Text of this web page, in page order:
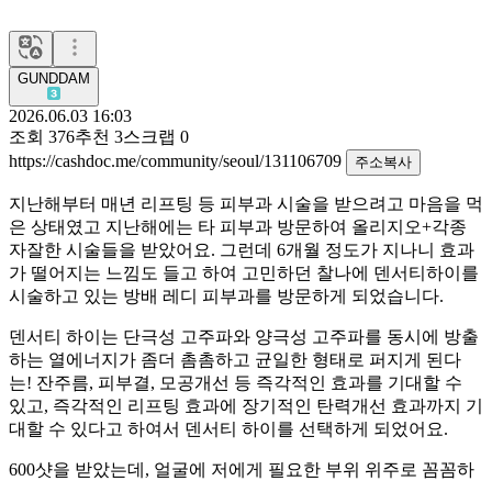
GUNDDAM
2026.06.03 16:03
조회 376추천 3스크랩 0
https://cashdoc.me/community/seoul/131106709
주소복사
지난해부터 매년 리프팅 등 피부과 시술을 받으려고 마음을 먹
은 상태였고 지난해에는 타 피부과 방문하여 올리지오+각종
자잘한 시술들을 받았어요. 그런데 6개월 정도가 지나니 효과
가 떨어지는 느낌도 들고 하여 고민하던 찰나에 덴서티하이를
시술하고 있는 방배 레디 피부과를 방문하게 되었습니다.
덴서티 하이는 단극성 고주파와 양극성 고주파를 동시에 방출
하는 열에너지가 좀더 촘촘하고 균일한 형태로 퍼지게 된다
는! 잔주름, 피부결, 모공개선 등 즉각적인 효과를 기대할 수
있고, 즉각적인 리프팅 효과에 장기적인 탄력개선 효과까지 기
대할 수 있다고 하여서 덴서티 하이를 선택하게 되었어요.
600샷을 받았는데, 얼굴에 저에게 필요한 부위 위주로 꼼꼼하